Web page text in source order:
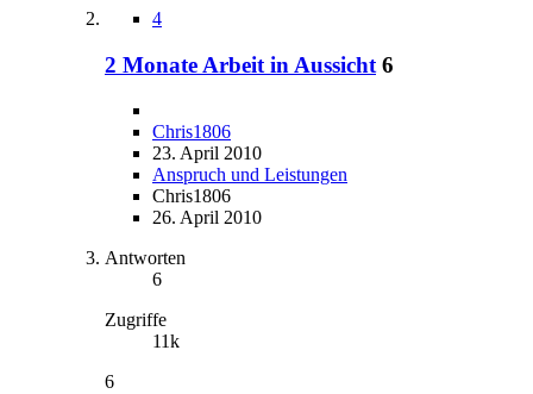
4
2 Monate Arbeit in Aussicht 6
Chris1806
23. April 2010
Anspruch und Leistungen
Chris1806
26. April 2010
Antworten
6
Zugriffe
11k
6